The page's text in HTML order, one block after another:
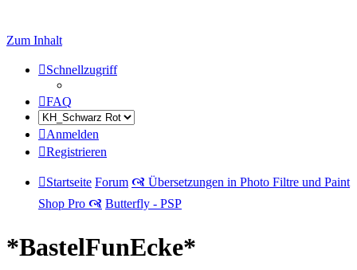
Zum Inhalt
Schnellzugriff
FAQ
Anmelden
Registrieren
Startseite Forum 🙧 Übersetzungen in Photo Filtre und Paint
Shop Pro 🙧 Butterfly - PSP
*BastelFunEcke*